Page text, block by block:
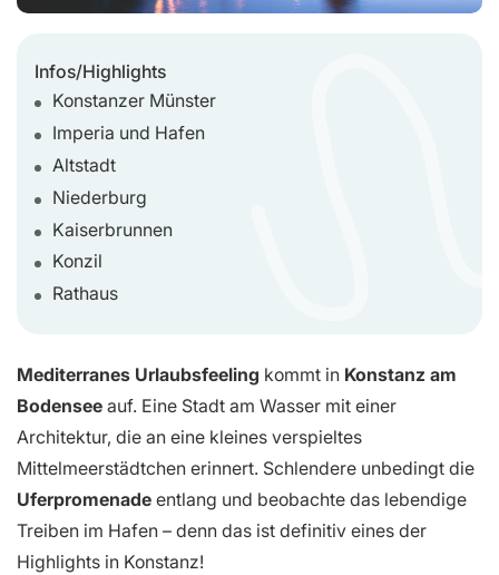
Infos/Highlights
Konstanzer Münster
Imperia und Hafen
Altstadt
Niederburg
Kaiserbrunnen
Konzil
Rathaus
Mediterranes Urlaubsfeeling kommt in Konstanz am
Bodensee auf. Eine Stadt am Wasser mit einer
Architektur, die an eine kleines verspieltes
Mittelmeerstädtchen erinnert. Schlendere unbedingt die
Uferpromenade entlang und beobachte das lebendige
Treiben im Hafen – denn das ist definitiv eines der
Highlights in Konstanz!